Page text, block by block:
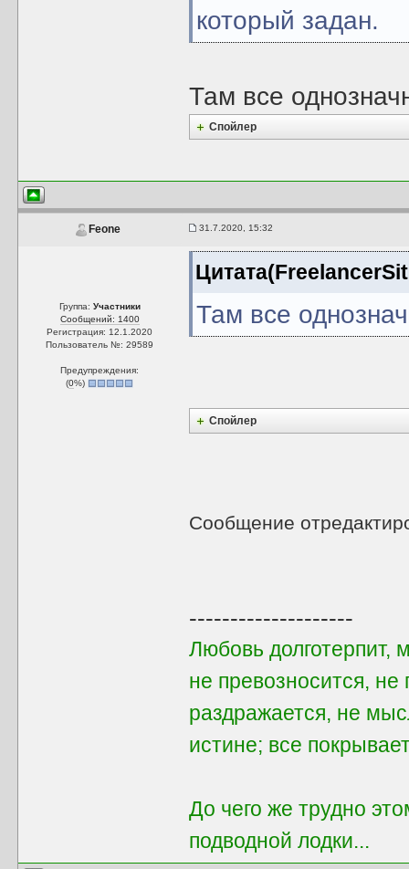
который задан.
Там все
Спойлер
Feone 31.7.2020, 15:32
Группа: Участники
Сообщений: 1400
Регистрация: 12.1.2020
Пользователь №: 29589
Предупреждения:
(0%)
Там все
Спойлер
Сообщение
--------------------
Любовь долготерпит,
не превозносится, не
раздражается, не
истине; все
До чего же трудно
подводной лодки...